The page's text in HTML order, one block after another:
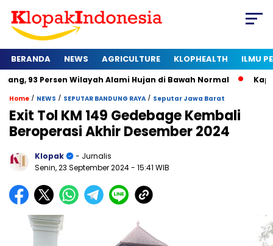
BERANDA NEWS AGRICULTURE KLOPHEALTH ILMU
Wilayah Alami Hujan di Bawah Normal Kapan Sertifikat
Home / NEWS / SEPUTAR BANDUNG RAYA / Seputar Jawa Barat
Exit Tol KM 149 Gedebage Kembali
Beroperasi Akhir Desember 2024
Klopak
- Jurnalis
Senin, 23 September 2024- 15:41 WIB